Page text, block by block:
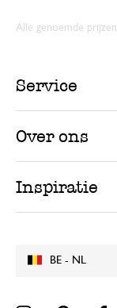
BE - NL
Alle genoemde
Service
Over ons
Inspiratie